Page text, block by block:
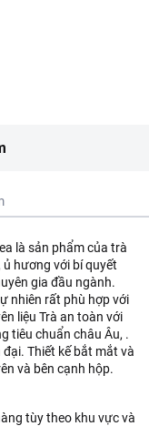
là sản phẩm của trà
hương với bí quyết
gia đầu ngành.
nhiên rất phù hợp với
liệu Trà an toàn với
tiêu chuẩn châu Âu, .
Thiết kế bắt mắt và
và bên cạnh hộp.
tùy theo khu vực và